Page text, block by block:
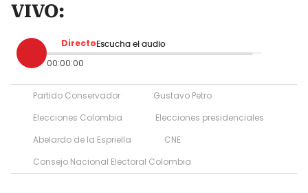
VIVO:
Directo Escucha el audio
00:00:00
Partido Conservador
Gustavo Petro
Elecciones Colombia
Elecciones presidenciales
Abelardo de la Espriella
CNE
Consejo Nacional Electoral Colombia